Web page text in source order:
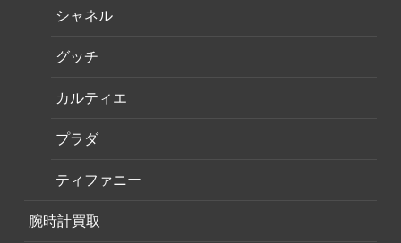
シャネル
グッチ
カルティエ
プラダ
ティファニー
腕時計買取